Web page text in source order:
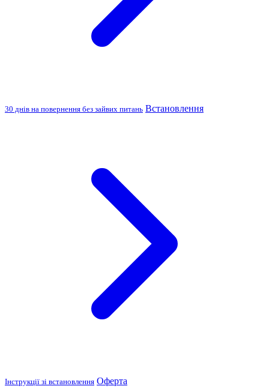
30 днів на повернення без зайвих питань Встановлення
Інструкції зі встановлення Оферта